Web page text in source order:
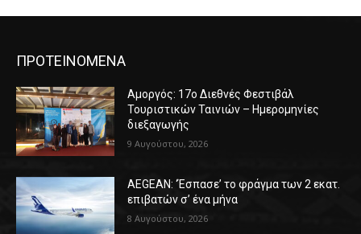
ΠΡΟΤΕΙΝΟΜΕΝΑ
Αμοργός: 17ο Διεθνές Φεστιβάλ
Τουριστικών Ταινιών – Ημερομηνίες
διεξαγωγής
9 Αυγούστου, 2026
AEGEAN: ‘Έσπασε’ το φράγμα των 2 εκατ.
επιβατών σ’ ένα μήνα
8 Αυγούστου, 2026